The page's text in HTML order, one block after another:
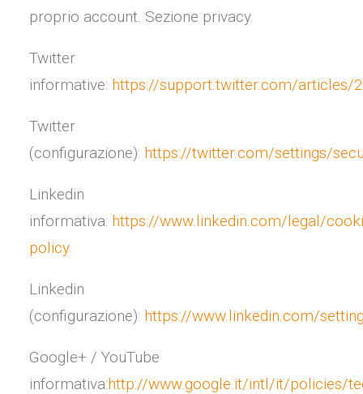
proprio account. Sezione privacy.
Twitter
informative: https://support.twitter.com/articles/
Twitter
(configurazione): https://twitter.com/settings/
Linkedin
informativa: https://www.linkedin.com/legal/
policy
Linkedin
(configurazione): https://www.linkedin.com/
Google+ / YouTube
informativa:http://www.google.it/intl/it/policies/